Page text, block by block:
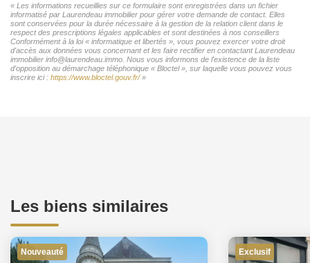
« Les informations recueillies sur ce formulaire sont enregistrées dans un fichier
informatisé par Laurendeau immobilier pour gérer votre demande de contact. Elles
sont conservées pour la durée nécessaire à la gestion de la relation client dans le
respect des prescriptions légales applicables et sont destinées à nos conseillers
Conformément à la loi « informatique et libertés », vous pouvez exercer votre droit
d'accès aux données vous concernant et les faire rectifier en contactant Laurendeau
immobilier info@laurendeau.immo. Nous vous informons de l'existence de la liste
d'opposition au démarchage téléphonique « Bloctel », sur laquelle vous pouvez vous
inscrire ici : https://www.bloctel.gouv.fr/»
Les biens similaires
Nouveauté Exclusif